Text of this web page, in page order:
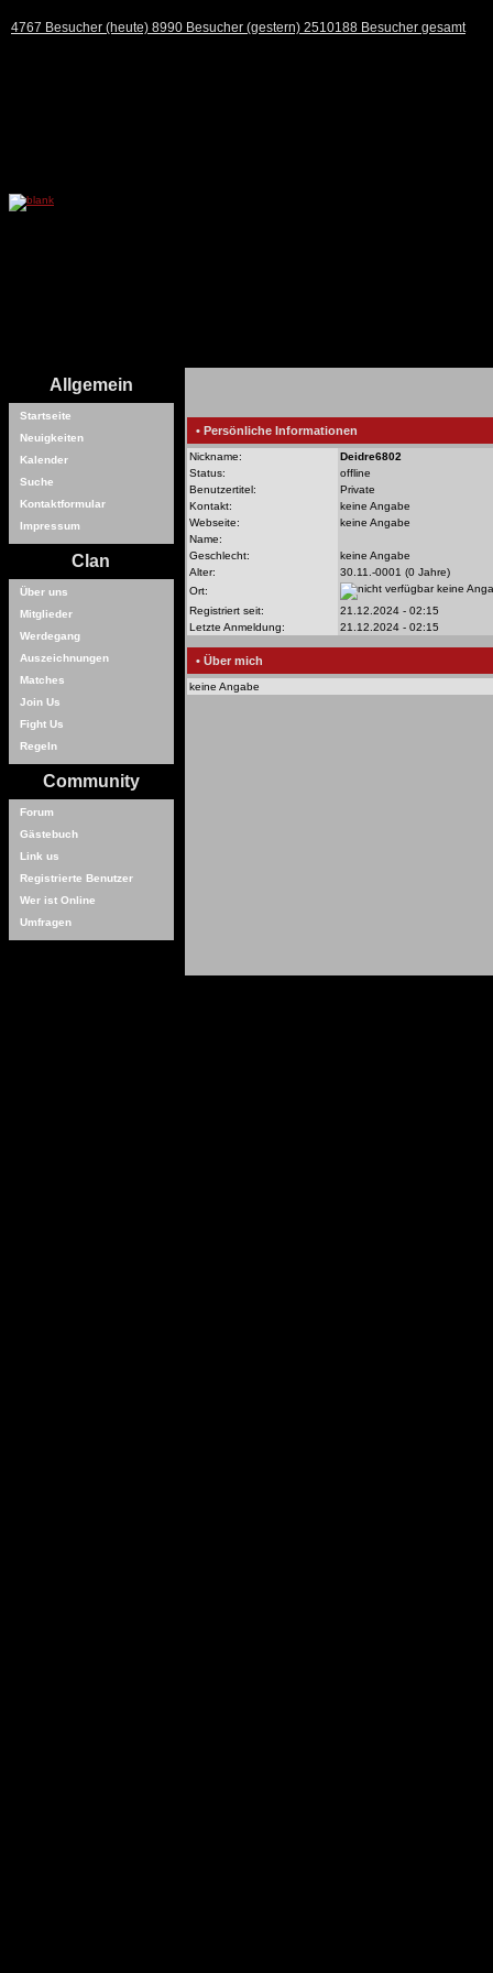
4767 Besucher (heute) 8990 Besucher (gestern) 2510188 Besucher gesamt
Allgemein
Startseite
Neuigkeiten
Kalender
Suche
Kontaktformular
Impressum
Clan
Über uns
Mitglieder
Werdegang
Auszeichnungen
Matches
Join Us
Fight Us
Regeln
Community
Forum
Gästebuch
Link us
Registrierte Benutzer
Wer ist Online
Umfragen
• Persönliche Informationen
Nickname:
Deidre6802
Status:
offline
Benutzertitel:
Private
Kontakt:
keine Angabe
Webseite:
keine Angabe
Name:
Geschlecht:
keine Angabe
Alter:
30.11.-0001 (0 Jahre)
Ort:
keine
Registriert seit:
21.12.2024 - 02:15
Letzte Anmeldung:
21.12.2024 - 02:15
• Über mich
keine Angabe